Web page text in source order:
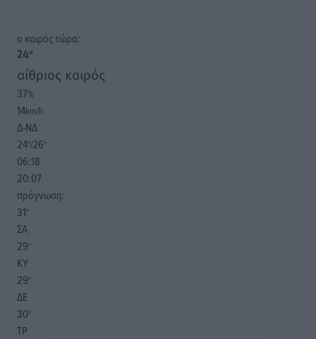
o καιρός τώρα:
24°
αίθριος καιρός
37%
14km/h
Δ-ΝΔ
24°/26°
06:18
20:07
πρόγνωση:
31°
ΣΑ
29°
ΚΥ
29°
ΔΕ
30°
ΤΡ